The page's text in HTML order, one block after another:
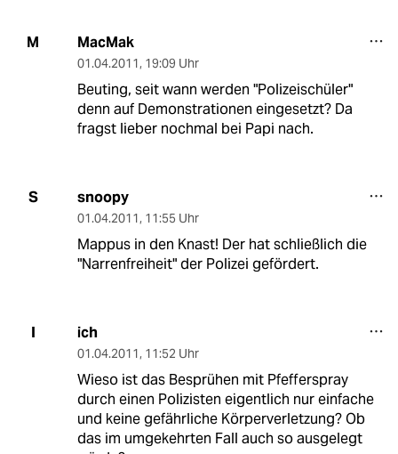
M MacMak
01.04.2011, 19:09 Uhr
Beuting, seit wann werden "Polizeischüler"
denn auf Demonstrationen eingesetzt? Da
fragst lieber nochmal bei Papi nach.
S snoopy
01.04.2011, 11:55 Uhr
Mappus in den Knast! Der hat schließlich die
"Narrenfreiheit" der Polizei gefördert.
I ich
01.04.2011, 11:52 Uhr
Wieso ist das Besprühen mit Pfefferspray
durch einen Polizisten eigentlich nur einfache
und keine gefährliche Körperverletzung? Ob
das im umgekehrten Fall auch so ausgelegt